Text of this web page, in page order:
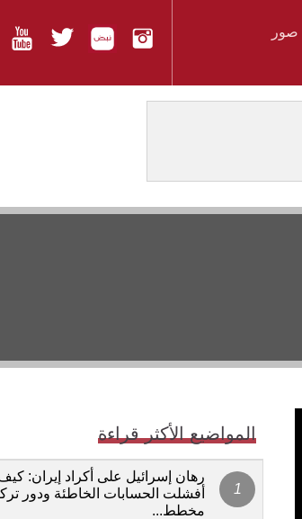
صور
المواضيع الأكثر قراءة
رهان إسرائيل على أكراد إيران:
أفشلت الحسابات الخاطئة ودور
مخطط...